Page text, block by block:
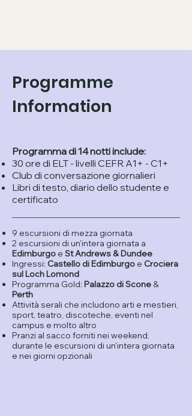
Programme
Information
Programma di 14 notti include:
30 ore di ELT - livelli CEFR A1+ - C1+
Club di conversazione giornalieri
Libri di testo, diario dello studente e
certificato
9 escursioni di mezza giornata
2 escursioni di un'intera giornata a
Edimburgo e St Andrews & Dundee
Ingressi: Castello di Edimburgo e Crociera
sul Loch Lomond
Programma Gold: Palazzo di Scone &
Perth
Attività serali che includono arti e mestieri,
sport, teatro, discoteche, eventi nel
campus e molto altro
Pranzi al sacco forniti nei weekend,
durante le escursioni di un'intera giornata
e nei giorni opzionali